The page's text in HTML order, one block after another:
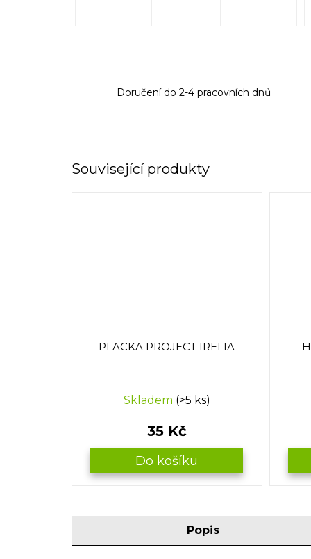
Doručení do 2-4 pracovních dnů
Související produkty
PLACKA PROJECT IRELIA
Skladem (>5 ks)
35 Kč
Do košíku
Popis